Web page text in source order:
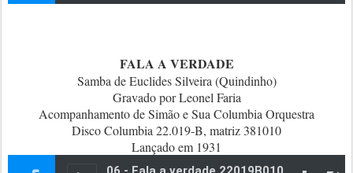
FALA A VERDADE
Samba de Euclides Silveira (Quindinho)
Gravado por Leonel Faria
Acompanhamento de Simão e Sua Columbia Orquestra
Disco Columbia 22.019-B, matriz 381010
Lançado em 1931